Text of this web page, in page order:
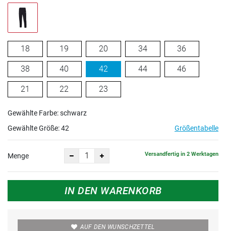
18 19 20 34 36
38 40 42 44 46
21 22 23
Gewählte Farbe: schwarz
Gewählte Größe:42 Größentabelle
Menge Versandfertig in 2 Werktagen
IN DEN WARENKORB
AUF DEN WUNSCHZETTEL